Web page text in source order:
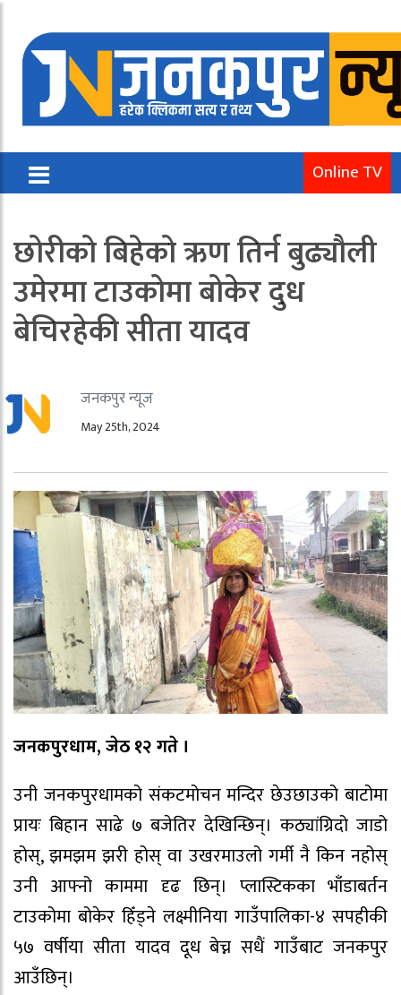
Online TV
छोरीको बिहेको ऋण तिर्न बुढ्यौली
उमेरमा टाउकोमा बोकेर दुध
बेचिरहेकी सीता यादव
जनकपुर न्यूज
May 25th, 2024
जनकपुरधाम, जेठ १२ गते ।
उनी जनकपुरधामको संकटमोचन मन्दिर छेउछाउको बाटोमा
प्रायः बिहान साढे ७ बजेतिर देखिन्छिन्। कठ्यांग्रिदो जाडो
होस्, झमझम झरी होस् वा उखरमाउलो गर्मी नै किन नहोस्
उनी आफ्नो काममा दृढ छिन्। प्लास्टिकका भाँडाबर्तन
टाउकोमा बोकेर हिँड्ने लक्ष्मीनिया गाउँपालिका-४ सपहीकी
५७ वर्षीया सीता यादव दूध बेच्न सधैं गाउँबाट जनकपुर
आउँछिन्।